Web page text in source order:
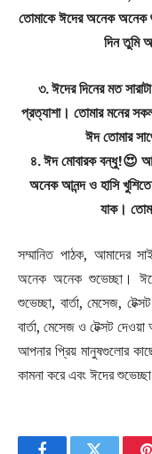
তোমাকে ঈদের অনেক অনেক
দিন তুমি
৩. ঈদের দিনের মত
প্রত্যাশা। তোমার মনের
ঈদ তোমার
৪. ঈদ মোবারক বন্ধু!😍
অনেক আনন্দ ও হাসি
যাক।
সম্মানিত পাঠক, আমাদের
অনেক অনেক শুভেচ্ছা।
শুভেচ্ছা, বার্তা, মেসেজ,
বার্তা, মেসেজ ও টেক্সট
আপনার প্রিয় মানুষগুলোর
কামনা করে এবং ঈদের